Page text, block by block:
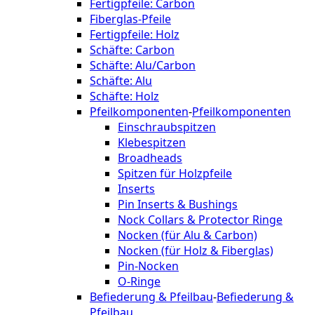
Fertigpfeile: Carbon
Fiberglas-Pfeile
Fertigpfeile: Holz
Schäfte: Carbon
Schäfte: Alu/Carbon
Schäfte: Alu
Schäfte: Holz
Pfeilkomponenten-Pfeilkomponenten
Einschraubspitzen
Klebespitzen
Broadheads
Spitzen für Holzpfeile
Inserts
Pin Inserts & Bushings
Nock Collars & Protector Ringe
Nocken (für Alu & Carbon)
Nocken (für Holz & Fiberglas)
Pin-Nocken
O-Ringe
Befiederung & Pfeilbau-Befiederung &